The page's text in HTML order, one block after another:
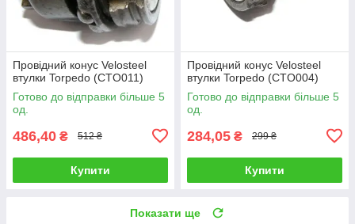
Провідний конус Velosteel
втулки Torpedo (CTO011)
Готово до відправки більше 5
од.
486,40 ₴ 512 ₴
Купити
Провідний конус Velosteel
втулки Torpedo (CTO004)
Готово до відправки більше 5
од.
284,05 ₴ 299 ₴
Купити
Показати ще